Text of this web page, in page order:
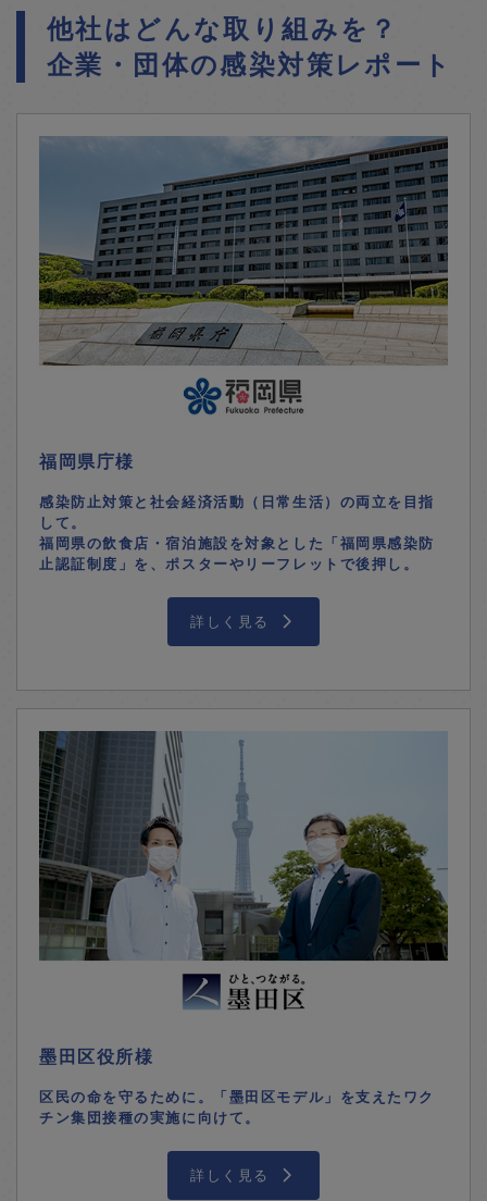
他社はどんな取り組みを？
企業・団体の感染対策レポート
福岡県庁様
感染防止対策と社会経済活動（日常生活）の両立を目指
して。
福岡県の飲食店・宿泊施設を対象とした「福岡県感染防
止認証制度」を、ポスターやリーフレットで後押し。
詳しく見る
墨田区役所様
区民の命を守るために。「墨田区モデル」を支えたワク
チン集団接種の実施に向けて。
詳しく見る